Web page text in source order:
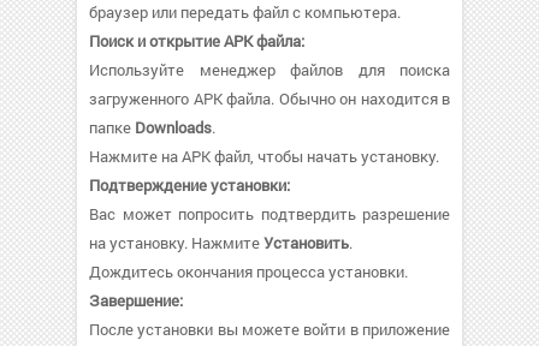
браузер или передать файл с компьютера.
Поиск и открытие APK файла:
Используйте менеджер файлов для поиска
загруженного APK файла. Обычно он находится в
папке Downloads.
Нажмите на APK файл, чтобы начать установку.
Подтверждение установки:
Вас может попросить подтвердить разрешение
на установку. НажмитеУстановить.
Дождитесь окончания процесса установки.
Завершение:
После установки вы можете войти в приложение